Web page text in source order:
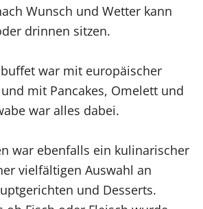
Wunsch und Wetter kann
drinnen sitzen.
war mit europäischer
mit Pancakes, Omelett und
war alles dabei.
war ebenfalls ein kulinarischer
vielfältigen Auswahl an
und Desserts.